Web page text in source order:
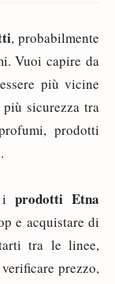
, probabilmente
Vuoi capire da
più vicine
sicurezza tra
prodotti
prodotti Etna
e acquistare di
tra le linee,
prezzo,